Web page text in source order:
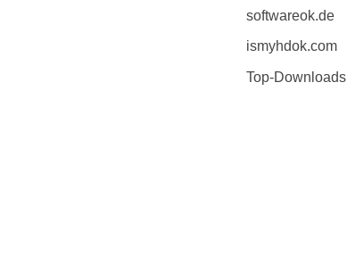
softwareok.de
ismyhdok.com
Top-Downloads